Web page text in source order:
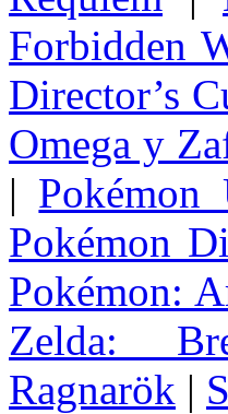
Forbidden
Director’s
Omega y
|
Pokémon
Pokémon:
Zelda:
Ragnarök |